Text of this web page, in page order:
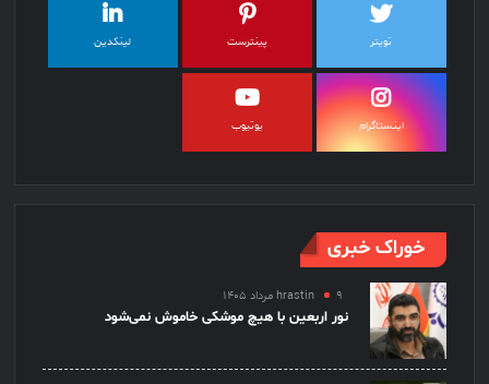
تویتر پینترست لینکدین
اینستاگرام یوتیوب
خوراک خبری
hrastin ۹ مرداد ۱۴۰۵
نور اربعین با هیچ موشکی خاموش نمی‌شود